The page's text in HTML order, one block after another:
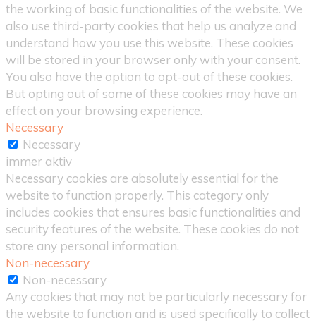
the working of basic functionalities of the website. We
also use third-party cookies that help us analyze and
understand how you use this website. These cookies
will be stored in your browser only with your consent.
You also have the option to opt-out of these cookies.
But opting out of some of these cookies may have an
effect on your browsing experience.
Necessary
Necessary
immer aktiv
Necessary cookies are absolutely essential for the
website to function properly. This category only
includes cookies that ensures basic functionalities and
security features of the website. These cookies do not
store any personal information.
Non-necessary
Non-necessary
Any cookies that may not be particularly necessary for
the website to function and is used specifically to collect